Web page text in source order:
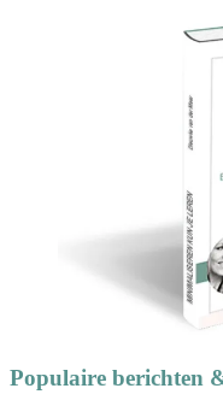
Populaire berichten